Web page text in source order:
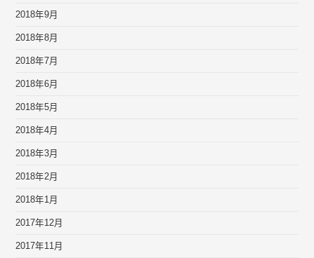
2018年9月
2018年8月
2018年7月
2018年6月
2018年5月
2018年4月
2018年3月
2018年2月
2018年1月
2017年12月
2017年11月